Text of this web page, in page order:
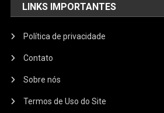
LINKS IMPORTANTES
Política de privacidade
Contato
Sobre nós
Termos de Uso do Site